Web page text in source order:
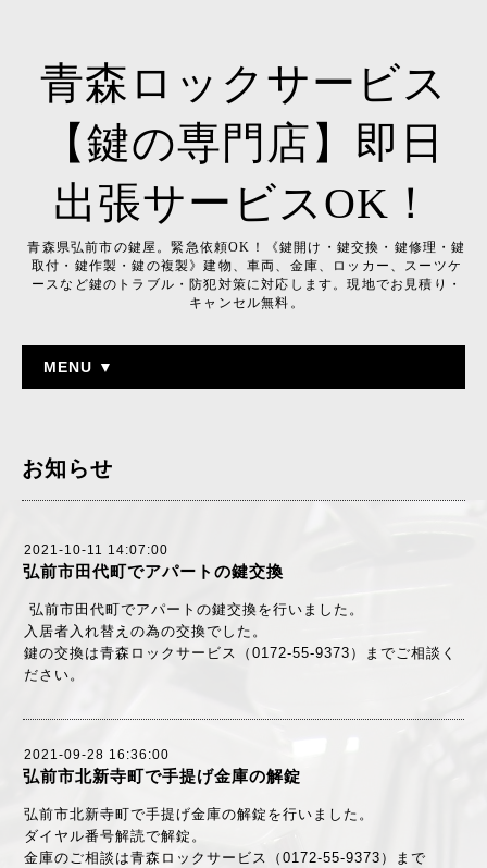
青森ロックサービス
【鍵の専門店】即日
出張サービスOK！
青森県弘前市の鍵屋。緊急依頼OK！《鍵開け・鍵交換・鍵修理・鍵
取付・鍵作製・鍵の複製》建物、車両、金庫、ロッカー、スーツケ
ースなど鍵のトラブル・防犯対策に対応します。現地でお見積り・
キャンセル無料。
MENU ▼
お知らせ
2021-10-11 14:07:00
弘前市田代町でアパートの鍵交換
弘前市田代町でアパートの鍵交換を行いました。
入居者入れ替えの為の交換でした。
鍵の交換は青森ロックサービス（0172-55-9373）までご相談く
ださい。
2021-09-28 16:36:00
弘前市北新寺町で手提げ金庫の解錠
弘前市北新寺町で手提げ金庫の解錠を行いました。
ダイヤル番号解読で解錠。
金庫のご相談は青森ロックサービス（0172-55-9373）まで